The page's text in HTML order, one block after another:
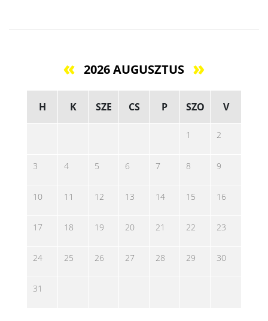
2026 AUGUSZTUS
H K SZE CS P SZO V
1 2
3 4 5 6 7 8 9
10 11 12 13 14 15 16
17 18 19 20 21 22 23
24 25 26 27 28 29 30
31